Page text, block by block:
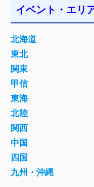
イベント・エリ
北海道
東北
関東
甲信
東海
北陸
関西
中国
四国
九州・沖縄